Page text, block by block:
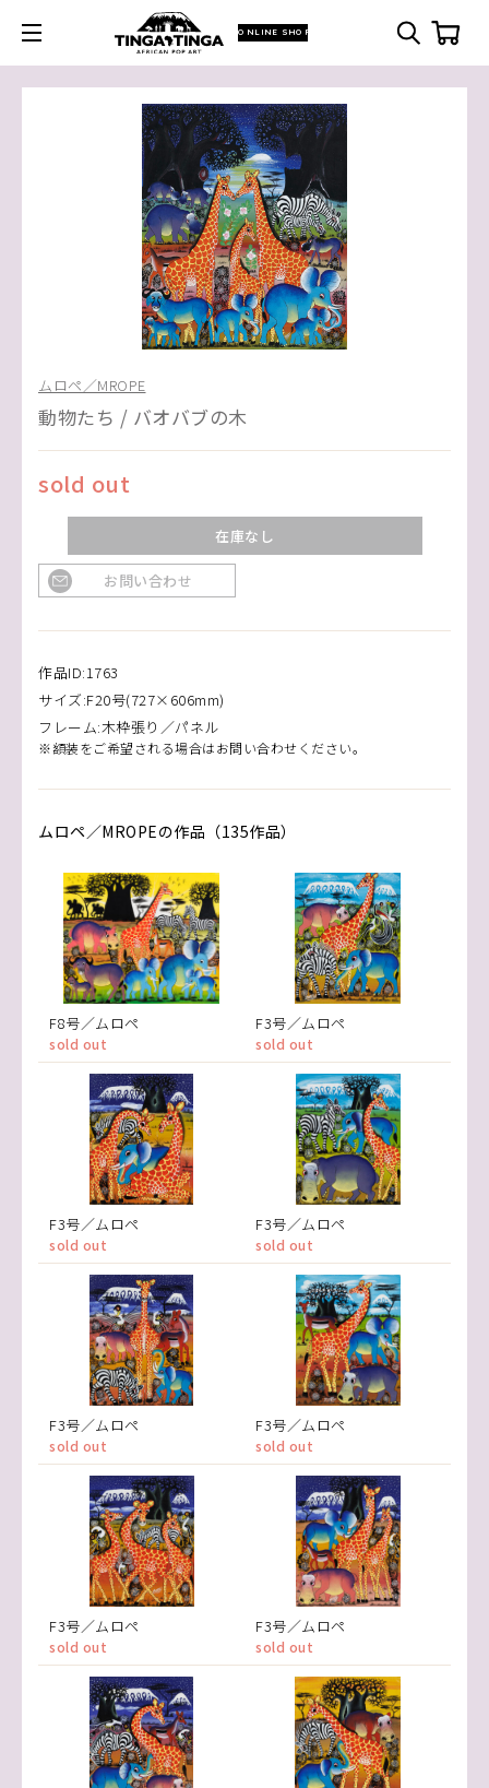
ONLINE SHOP
ムロペ／MROPE
動物たち / バオバブの木
sold out
在庫なし
お問い合わせ
作品ID:1763
サイズ:F20号(727×606mm)
フレーム:木枠張り／パネル
※額装をご希望される場合はお問い合わせください。
ムロペ／MROPEの作品（135作品）
F8号／ムロペ
sold out
F3号／ムロペ
sold out
F3号／ムロペ
sold out
F3号／ムロペ
sold out
F3号／ムロペ
sold out
F3号／ムロペ
sold out
F3号／ムロペ
sold out
F3号／ムロペ
sold out